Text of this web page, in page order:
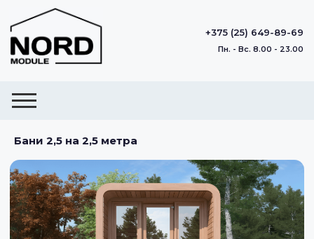
+375 (25) 649-89-69
Пн. - Вс. 8.00 - 23.00
Бани 2,5 на 2,5 метра